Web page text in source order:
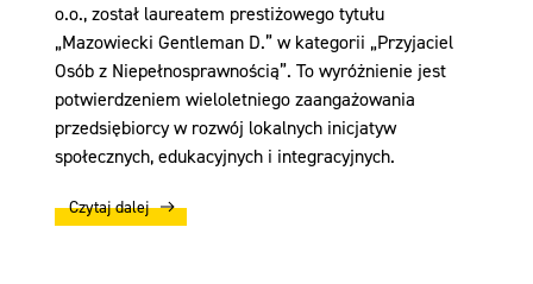
o.o., został laureatem prestiżowego tytułu
„Mazowiecki Gentleman D.” w kategorii „Przyjaciel
Osób z Niepełnosprawnością”. To wyróżnienie jest
potwierdzeniem wieloletniego zaangażowania
przedsiębiorcy w rozwój lokalnych inicjatyw
społecznych, edukacyjnych i integracyjnych.
Czytaj dalej